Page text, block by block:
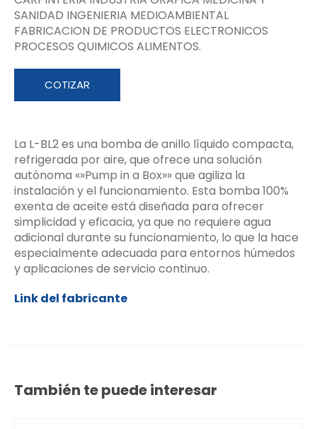
SANIDAD INGENIERIA MEDIOAMBIENTAL
FABRICACION DE PRODUCTOS ELECTRONICOS
PROCESOS QUIMICOS ALIMENTOS.
COTIZAR
La L-BL2 es una bomba de anillo líquido compacta,
refrigerada por aire, que ofrece una solución
autónoma «»Pump in a Box»» que agiliza la
instalación y el funcionamiento. Esta bomba 100%
exenta de aceite está diseñada para ofrecer
simplicidad y eficacia, ya que no requiere agua
adicional durante su funcionamiento, lo que la hace
especialmente adecuada para entornos húmedos
y aplicaciones de servicio continuo.
Link del fabricante
También te puede interesar